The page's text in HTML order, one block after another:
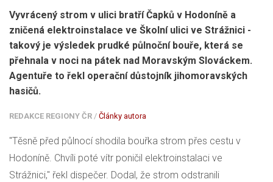
Vyvrácený strom v ulici bratří Čapků v Hodoníně a
zničená elektroinstalace ve Školní ulici ve Strážnici -
takový je výsledek prudké půlnoční bouře, která se
přehnala v noci na pátek nad Moravským Slováckem.
Agentuře to řekl operační důstojník jihomoravských
hasičů.
REDAKCE REGIONY ČR / Články autora
"Těsně před půlnocí shodila bouřka strom přes cestu v
Hodoníně. Chvíli poté vítr poničil elektroinstalaci ve
Strážnici," řekl dispečer. Dodal, že strom odstranili